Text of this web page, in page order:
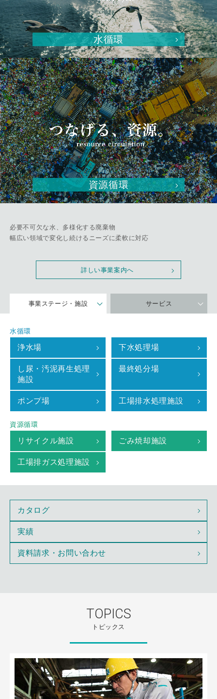
水循環
資源循環
必要不可欠な水、多様化する廃棄物
幅広い領域で変化し続けるニーズに柔軟に対応
詳しい事業案内へ
事業ステージ・施設 サービス
水循環
浄水場 下水処理場
し尿・汚泥再生処理
施設
最終処分場
ポンプ場 工場排水処理施設
資源循環
リサイクル施設 ごみ焼却施設
工場排ガス処理施設
カタログ
実績
資料請求・お問い合わせ
TOPICS
トピックス